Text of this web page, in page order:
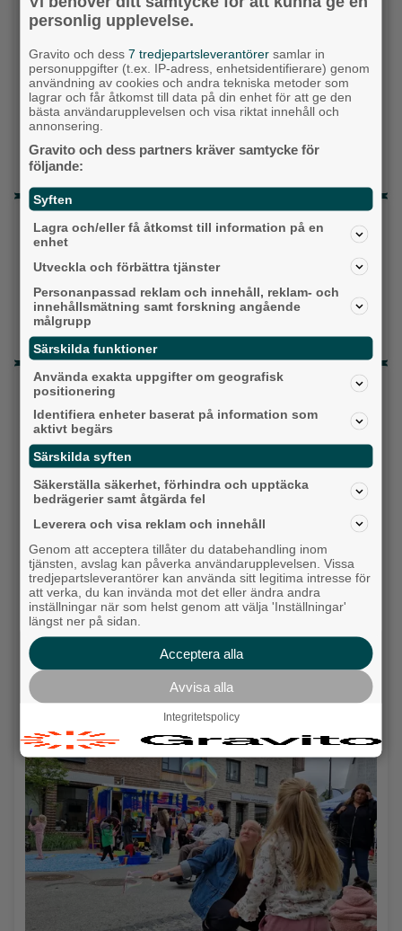
Miljöpartiet
Kristdemokraterna
Centerpartiet
Liberalerna
Vet ej
Topp tre denna veckan
Då börjar tågen rulla igen: ”Vi ligger bra i fas”
Fastighetsägarna vill ha ny hyresmodell –
Hyresgästföreningen kritiska
Detta händer i Alingsås 3–10 augusti
Senaste artiklarna
Alingsås
Krögarnas kamp när tågen står stilla: "Vi
försöker bara överleva”
Backa/Kärra
personlig upplevelse.
Gravito och dess7 tredjepartsleverantörer samlar in
personuppgifter (t.ex. IP-adress, enhetsidentifierare) genom
användning av cookies och andra tekniska metoder som
lagrar och får åtkomst till data på din enhet för att ge den
bästa användarupplevelsen och visa riktat innehåll och
annonsering.
Gravito och dess partners kräver samtycke för
följande:
Syften
Lagra och/eller få åtkomst till information på en
enhet
Utveckla och förbättra tjänster
Personanpassad reklam och innehåll, reklam- och
innehållsmätning samt forskning angående
målgrupp
Särskilda funktioner
Använda exakta uppgifter om geografisk
positionering
Identifiera enheter baserat på information som
aktivt begärs
Särskilda syften
Säkerställa säkerhet, förhindra och upptäcka
bedrägerier samt åtgärda fel
Leverera och visa reklam och innehåll
Genom att acceptera tillåter du databehandling inom
tjänsten, avslag kan påverka användarupplevelsen. Vissa
tredjepartsleverantörer kan använda sitt legitima intresse för
att verka, du kan invända mot det eller ändra andra
inställningar när som helst genom att välja 'Inställningar'
längst ner på sidan.
Acceptera alla
Avvisa alla
Integritetspolicy